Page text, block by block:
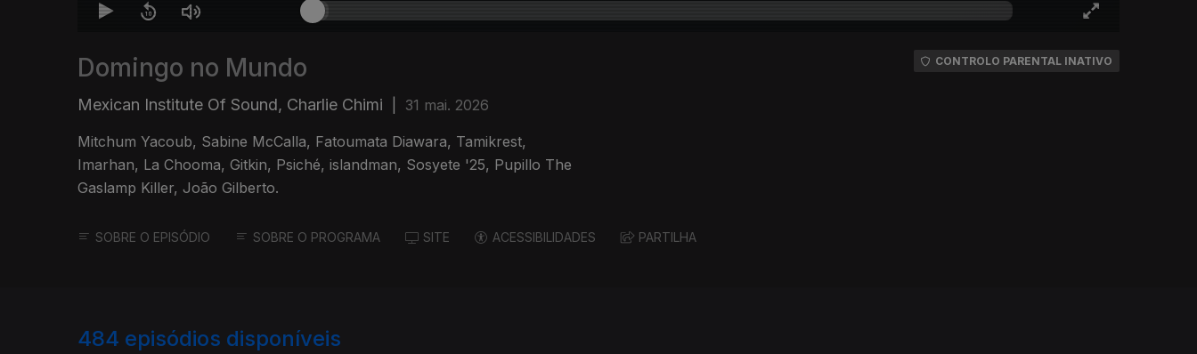
Domingo no Mundo
Mexican Institute Of Sound, Charlie Chimi 31 mai. 2026
Mitchum Yacoub, Sabine McCalla, Fatoumata Diawara, Tamikrest,
Imarhan, La Chooma, Gitkin, Psiché, islandman, Sosyete '25, Pupillo The
Gaslamp Killer, João Gilberto.
CONTROLO PARENTAL INATIVO
SOBRE O EPISÓDIO SOBRE O PROGRAMA SITE ACESSIBILIDADES PARTILHA
484 episódios disponíveis